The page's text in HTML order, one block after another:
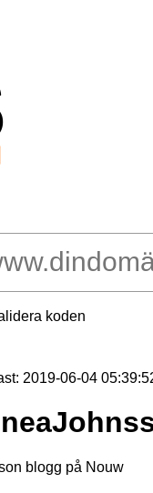
koden
2019-06-04
blogg på Nouw